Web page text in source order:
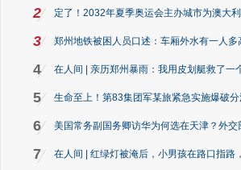
2 定了！2032年夏季奥运会主办城市为澳大
3 郑州地铁被困人员口述：车厢外水有一人多
4 在人间 | 亲历郑州暴雨：我用皮划艇救了一
5 生命至上！第83集团军某旅紧急实施爆破
6 美国常务副国务卿访华为何选在天津？外交
7 在人间 | 红绿灯被淹后，小男孩在路口指路